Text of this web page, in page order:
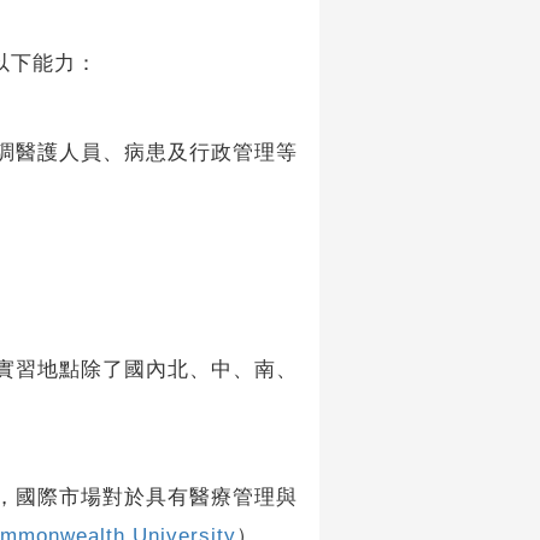
能力：
醫護人員、病患及行政管理等
地點除了國內北、中、南、
國際市場對於具有醫療管理與